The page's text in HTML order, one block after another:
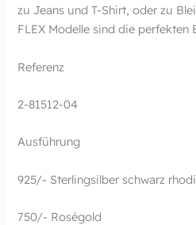
zu Jeans und T-Shirt, oder zu
FLEX Modelle sind die perfekten
Referenz
2-81512-04
Ausführung
925/- Sterlingsilber schwarz
750/- Roségold